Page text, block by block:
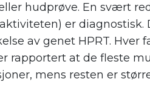
hudprøve. En svært
er diagnostisk.
av genet HPRT. Hver
rapportert at de fleste
mens resten er